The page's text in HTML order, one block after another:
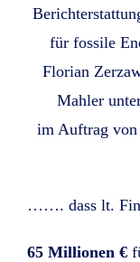
für fossile
Florian
Mahler
im Auftrag von
……. dass lt.
65 Millionen €